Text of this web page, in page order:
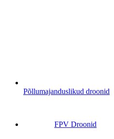
Põllumajanduslikud droonid
FPV Droonid